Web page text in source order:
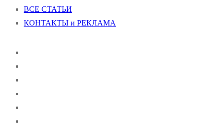
ВСЕ СТАТЬИ
КОНТАКТЫ и РЕКЛАМА